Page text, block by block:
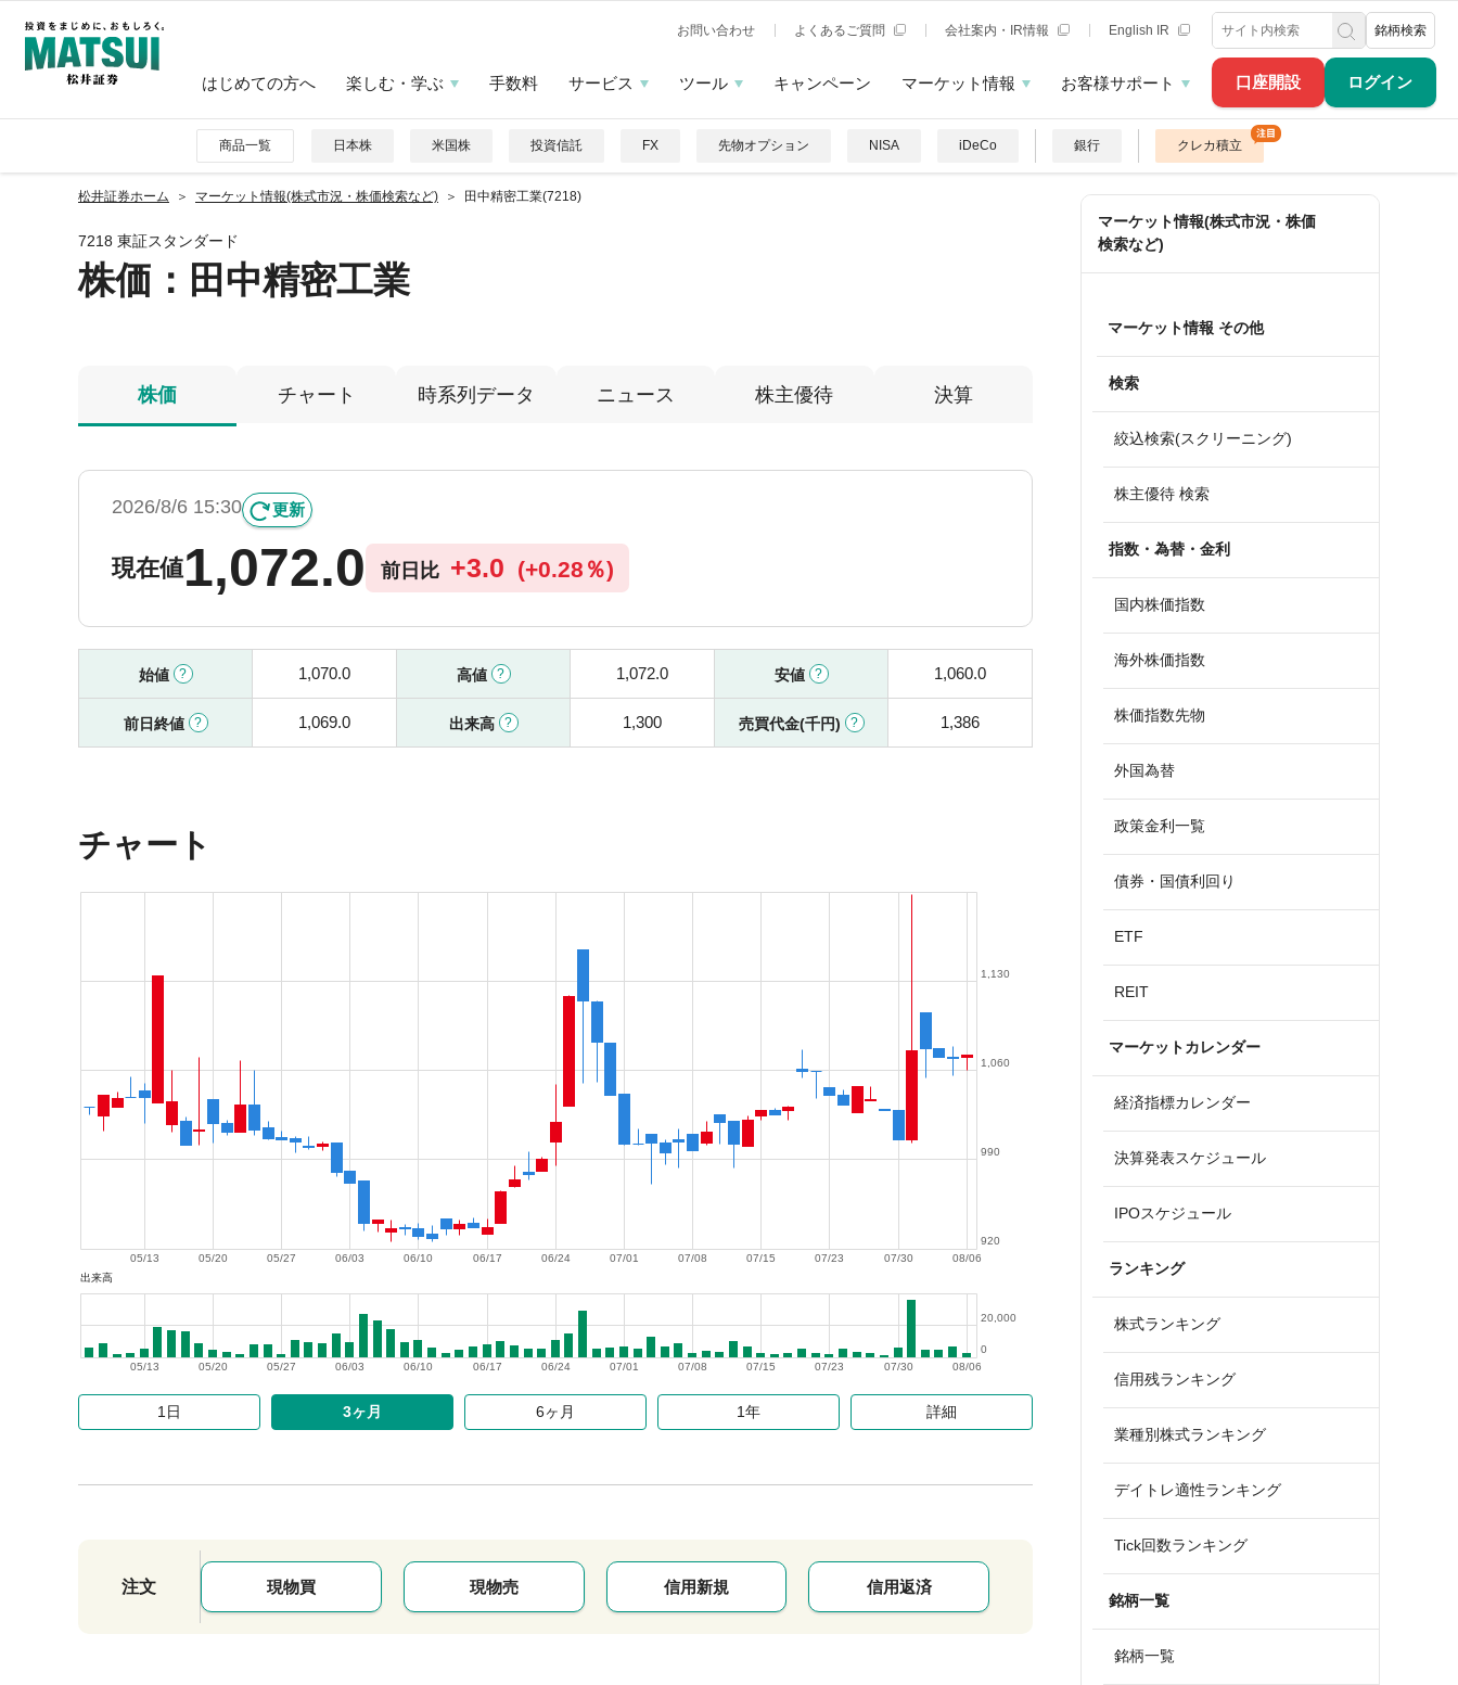
口座開設 ログイン
お問い合わせ よくあるご質問 会社案内・IR情報 English IR 銘柄検索
はじめての方へ 楽しむ・学ぶ 手数料 サービス ツール キャンペーン マーケット情報 お客様サポート
商品一覧 日本株 米国株 投資信託 FX 先物オプション NISA iDeCo 銀行 クレカ積立
松井証券ホーム マーケット情報(株式市況・株価検索など) 田中精密工業(7218)
7218 東証スタンダード
株価 ：田中精密工業
株価 チャート 時系列データ ニュース 株主優待 決算
2026/8/6 15:30 更新
現在値1,072.0 前日比 +3.0 (+0.28％)
始値 1,070.0 高値 1,072.0 安値 1,060.0
前日終値 1,069.0 出来高 1,300 売買代金(千円) 1,386
チャート
08/06
07/30
07/23
07/15
07/08
07/01
06/24
06/17
06/10
06/03
05/27
05/20
05/13
920
990
1,060
1,130
出来高
08/06
07/30
07/23
07/15
07/08
07/01
06/24
06/17
06/10
06/03
05/27
05/20
05/13
0
20,000
1日 3ヶ月 6ヶ月 1年 詳細
注文 現物買 現物売 信用新規 信用返済
マーケット情報(株式市況・株価
検索など)
マーケット情報 その他
検索
絞込検索(スクリーニング)
株主優待 検索
指数・為替・金利
国内株価指数
海外株価指数
株価指数先物
外国為替
政策金利一覧
債券・国債利回り
ETF
REIT
マーケットカレンダー
経済指標カレンダー
決算発表スケジュール
IPOスケジュール
ランキング
株式ランキング
信用残ランキング
業種別株式ランキング
デイトレ適性ランキング
Tick回数ランキング
銘柄一覧
銘柄一覧